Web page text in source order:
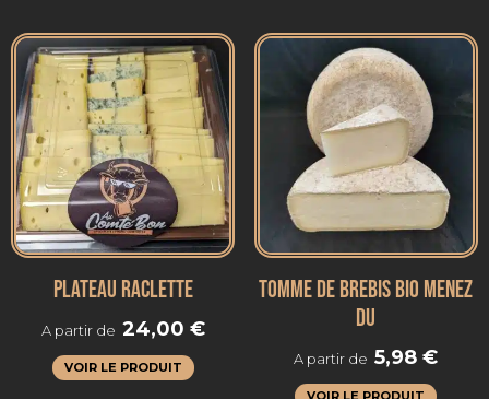
PLATEAU RACLETTE
A partir de 24,00 €
VOIR LE PRODUIT
TOMME DE BREBIS BIO MENEZ
DU
A partir de 5,98€
VOIR LE PRODUIT